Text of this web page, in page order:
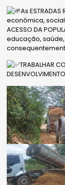
As
econômica,
ACESSO DA
educação,
TRABALHAR